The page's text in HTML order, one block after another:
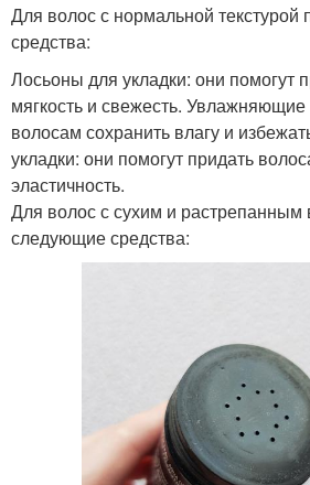
Для волос с нормальной
средства:
Лосьоны для укладки: они помогут
мягкость и свежесть.
волосам сохранить влагу и
укладки: они помогут придать
эластичность.
Для волос с сухим и растрепанным
следующие средства: